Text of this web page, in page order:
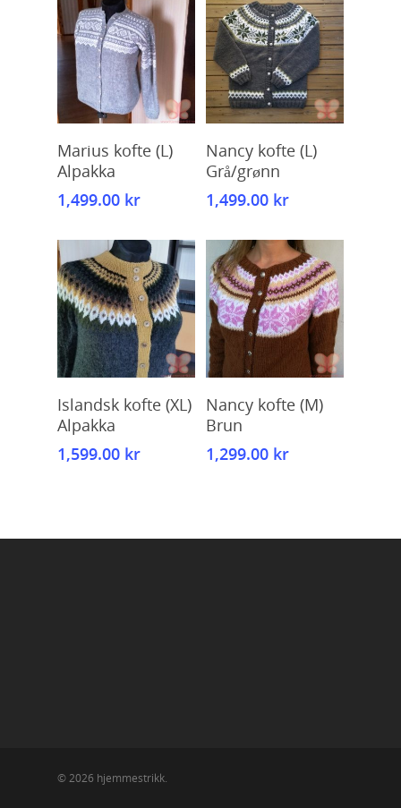
Kjøp
Marius kofte (L)
Alpakka
1,499.00 kr
Kjøp
Nancy kofte (L)
Grå/grønn
1,499.00 kr
Kjøp
Islandsk kofte (XL)
Alpakka
1,599.00 kr
Kjøp
Nancy kofte (M)
Brun
1,299.00 kr
© 2026 hjemmestrikk.